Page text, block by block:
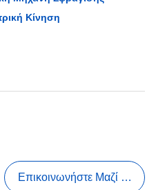
Κίνηση
Επικοινωνήστε Μαζί Μας